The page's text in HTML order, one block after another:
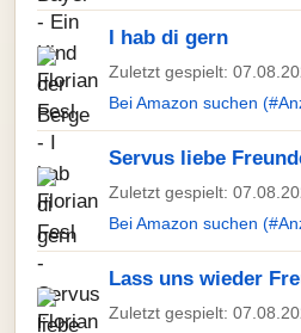
I hab di gern
Zuletzt gespielt:
Bei Amazon suchen
Servus liebe
Zuletzt gespielt:
Bei Amazon suchen
Lass uns wieder
Zuletzt gespielt: